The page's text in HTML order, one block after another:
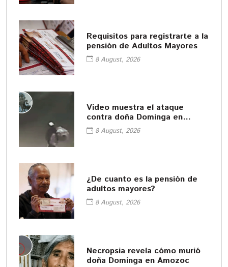
Requisitos para registrarte a la
pensión de Adultos Mayores
8 August, 2026
Video muestra el ataque
contra doña Dominga en
Amozoc
8 August, 2026
¿De cuanto es la pensión de
adultos mayores?
8 August, 2026
Necropsia revela cómo murió
doña Dominga en Amozoc